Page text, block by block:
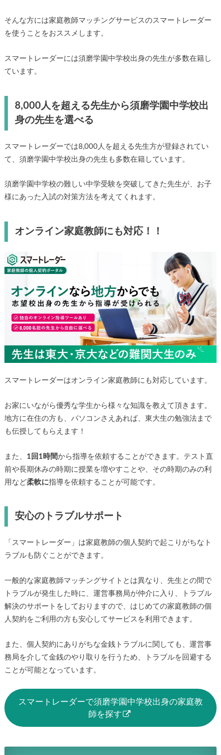
そんな方には家庭教師マッチングサービスのスマートレーダー
を使うことをおススメします。
スマートレーダーには須磨学園中学校出身の先生が多数在籍し
ています。
8,000人を超える先生から須磨学園中学校出
身の先生を選べる
スマートレーダーでは8,000人を超える先生方が登録されてい
て、須磨学園中学校出身の先生も多数在籍しています。
須磨学園中学校の難しい中学受験を突破してきた先生が、お子
様にあった入試の対策方法を考えてくれます。
オンライン家庭教師にも対応！！
スマートレーダーはオンライン家庭教師にも対応しています。
お家にいながら優秀な学生から様々な知識を教えて頂きます。
地方に在住の方も、パソコンさえあれば、東大生の勉強法まで
も伝授してもらえます！
また、 1回1時間から指導を依頼することができます。テスト直
前や長期休みの時期に授業を増やすことや、その時期のみの利
用など柔軟に指導を依頼することが可能です。
安心のトラブルサポート
「スマートレーダー」は家庭教師の個人契約で起こりがちなト
ラブルも防ぐことができます。
一般的な家庭教師マッチングサイトとは異なり、先生との間で
トラブルが発生した時に、運営事務局が仲介に入り、トラブル
解決のサポートをしておりますので、はじめての家庭教師の個
人契約をご利用の方も安心してサービスを利用できます。
また、個人契約にありがちな金銭トラブルに関しても、運営事
務局を介して金銭のやり取りを行うため、トラブルを回避する
ことが可能となっています。
スマートレーダーで須磨学園中学校出身の家庭教
師を探す